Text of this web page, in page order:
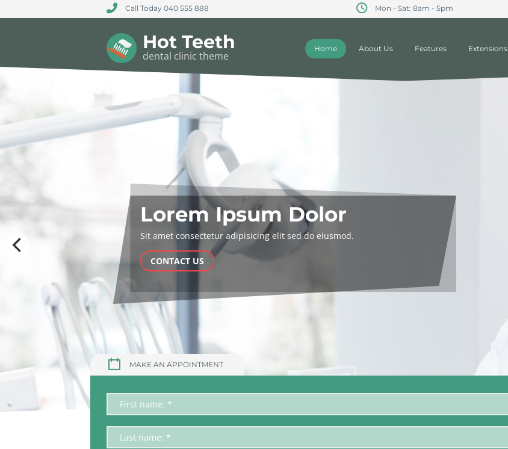
Call Today 040 555 888 Mon - Sat: 8am - 5pm
Hot Teeth
dental clinic theme
Home About Us Features Extensions
Lorem Ipsum Dolor
Sit amet consectetur adipisicing elit sed do eiusmod.
CONTACT US
Nam Liber Tempor
READ OUR BLOG
CONTACT US
MAKE AN APPOINTMENT